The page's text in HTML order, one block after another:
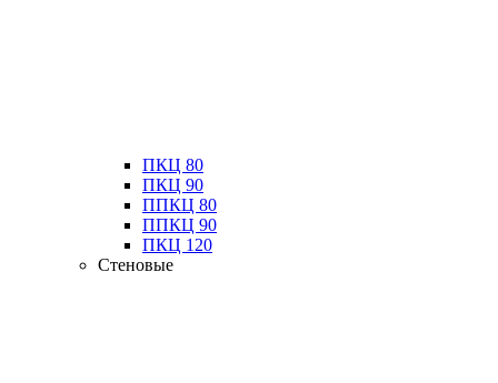
ПКЦ 80
ПКЦ 90
ППКЦ 80
ППКЦ 90
ПКЦ 120
Стеновые